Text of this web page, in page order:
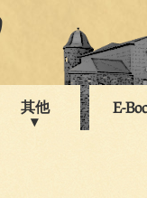
其他 E-